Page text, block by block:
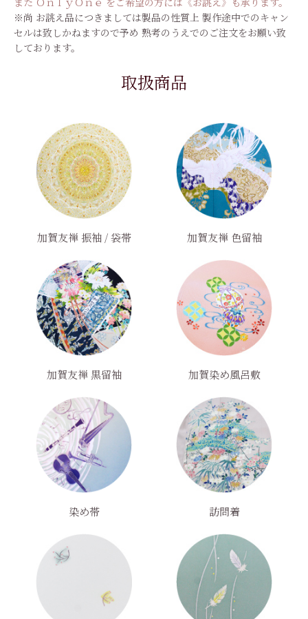
※尚 お誂え品につきましては製品の性質上 製作途中でのキャン
セルは致しかねますので予め 熟考のうえでのご注文をお願い致
しております。
取扱商品
加賀友禅 振袖 / 袋帯 加賀友禅 色留袖
加賀友禅 黒留袖 加賀染め風呂敷
染め帯 訪問着